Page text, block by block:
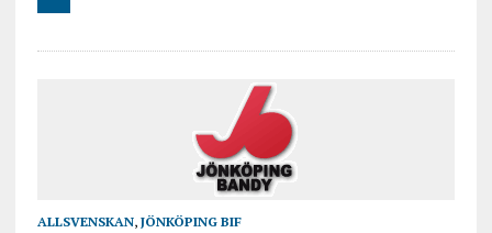
ALLSVENSKAN, JÖNKÖPING BIF